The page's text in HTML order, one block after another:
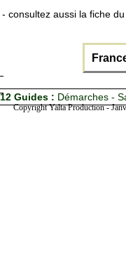
- consultez aussi la fiche du
12 Guides : Démarches -
Copyright Yalta Production -